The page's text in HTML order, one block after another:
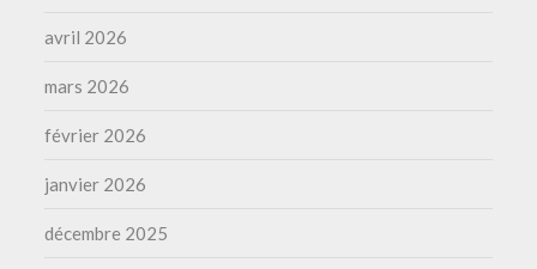
avril 2026
mars 2026
février 2026
janvier 2026
décembre 2025